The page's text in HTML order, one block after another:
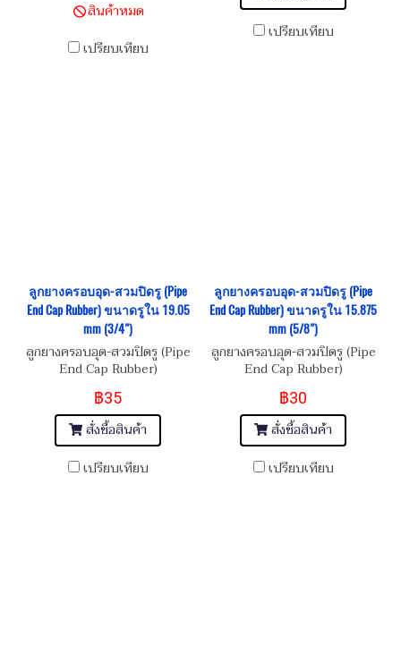
สินค้าหมด
เปรียบเทียบ
เปรียบเทียบ
ลูกยางครอบอุด-สวมปิดรู (Pipe
End Cap Rubber) ขนาดรูใน 19.05
mm (3/4")
ลูกยางครอบอุด-สวมปิดรู (Pipe
End Cap Rubber)
฿35
สั่งซื้อสินค้า
เปรียบเทียบ
ลูกยางครอบอุด-สวมปิดรู (Pipe
End Cap Rubber) ขนาดรูใน 15.875
mm (5/8")
ลูกยางครอบอุด-สวมปิดรู (Pipe
End Cap Rubber)
฿30
สั่งซื้อสินค้า
เปรียบเทียบ